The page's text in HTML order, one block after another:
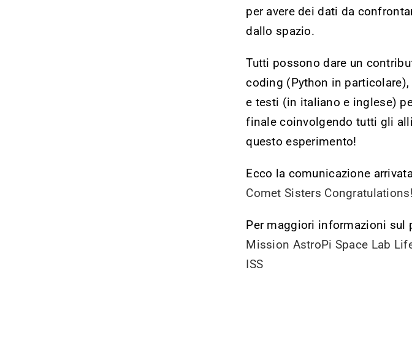
per avere dei dati da
dallo spazio.
Tutti possono dare un
coding (Python in
e testi (in italiano e inglese)
finale coinvolgendo tutti gli
questo esperimento!
Ecco la comunicazione
Comet Sisters Congratulations!
Per maggiori informazioni sul
Mission AstroPi Space Lab
ISS